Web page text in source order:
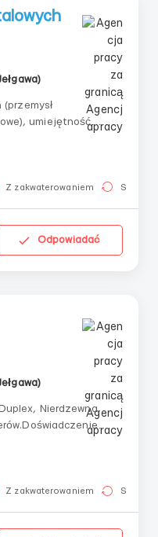
umiejętność
miesięcznie / stawka
Z zakwaterowaniem Stała
Odpowiadać
Nierdzewna,
robocza i podróż
Z zakwaterowaniem Stała